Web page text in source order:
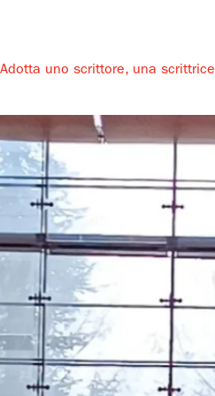
Adotta uno scrittore, una scrittrice